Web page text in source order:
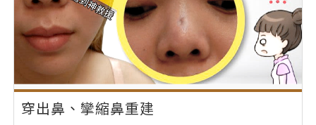
穿出鼻、攣縮鼻重建